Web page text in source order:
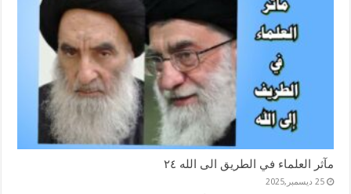
مآثر العلماء في الطريق الى الله ٢٤
25 ديسمبر,2025